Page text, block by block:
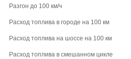
Разгон до 100 км/ч
Расход топлива в городе на 100 км
Расход топлива на шоссе на 100 км
Расход топлива в смешанном цикле